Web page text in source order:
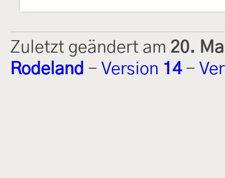
Zuletzt geändert am 20.
Rodeland - Version 14-